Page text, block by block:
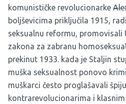
komunističke revolucionarke
boljševicima priključila 1915,
seksualnu reformu,
zakona za zabranu
prekinut 1933. kada je Staljin
muška seksualnost ponovo
muškarci često proglašavali
kontrarevolucionarima i